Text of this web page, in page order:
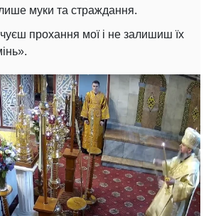
муки та страждання.
прохання мої і не залишиш їх